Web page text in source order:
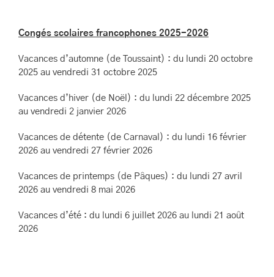
Congés scolaires francophones 2025-2026
Vacances d’automne (de Toussaint) : du lundi 20 octobre
2025 au vendredi 31 octobre 2025
Vacances d’hiver (de Noël) : du lundi 22 décembre 2025
au vendredi 2 janvier 2026
Vacances de détente (de Carnaval) : du lundi 16 février
2026 au vendredi 27 février 2026
Vacances de printemps (de Pâques) : du lundi 27 avril
2026 au vendredi 8 mai 2026
Vacances d’été : du lundi 6 juillet 2026 au lundi 21 août
2026